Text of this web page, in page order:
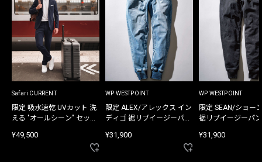
Safari CURRENT
限定 吸水速乾 UVカット 洗
える "オールシーン" セット
¥49,500
WP WESTPOINT
限定 ALEX/アレックス イン
ディゴ 裾リブイージーパン
¥31,900
WP WESTPOINT
限定 SEAN/ショー
裾リブイージーパ
¥31,900